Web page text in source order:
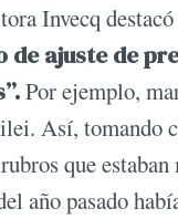
Invecq
de ajuste de
Por ejemplo,
Así, tomando
que
año pasado